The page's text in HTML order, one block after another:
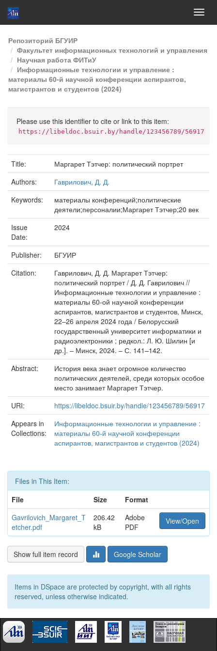
Skip
navigation
Репозиторий БГУИР
Факультет информационных технологий и управления
Научная работа ФИТиУ
Информационные технологии и управление :
материалы 60-й научной конференции аспирантов,
магистрантов и студентов (2024)
Please use this identifier to cite or link to this item:
https://libeldoc.bsuir.by/handle/123456789/56917
Title:
Маргарет Тэтчер: политический портрет
Authors:
Гаврилович, Д. Д.
Keywords:
материалы конференций;политические
деятели;персоналии;Маргарет Тэтчер;20 век
Issue
Date:
2024
Publisher:
БГУИР
Citation:
Гаврилович, Д. Д. Маргарет Тэтчер:
политический портрет / Д. Д. Гаврилович //
Информационные технологии и управление :
материалы 60-ой научной конференции
аспирантов, магистрантов и студентов, Минск,
22–26 апреля 2024 года / Белорусский
государственный университет информатики и
радиоэлектроники ; редкол.: Л. Ю. Шилин [и
др.]. – Минск, 2024. – С. 141–142.
Abstract:
История века знает огромное количество
политических деятелей, среди которых особое
место занимает Маргарет Тэтчер.
URI:
https://libeldoc.bsuir.by/handle/123456789/56917
Appears in
Collections:
Информационные технологии и управление :
материалы 60-й научной конференции
аспирантов, магистрантов и студентов (2024)
Files in This Item:
File
Size
Format
Gavrilovich_Margaret_T
etcher.pdf
206.42
kB
Adobe
PDF
View/Open
Show full item record Google Scholar
Items in DSpace are protected by copyright, with all rights
reserved, unless otherwise indicated.